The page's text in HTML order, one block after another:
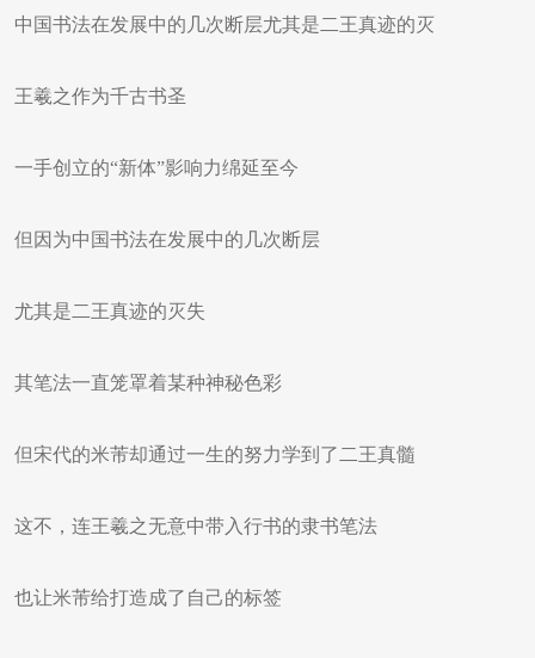
中国书法在发展中的几次断层尤其是二王真迹的灭
王羲之作为千古书圣
一手创立的“新体”影响力绵延至今
但因为中国书法在发展中的几次断层
尤其是二王真迹的灭失
其笔法一直笼罩着某种神秘色彩
但宋代的米芾却通过一生的努力学到了二王真髓
这不，连王羲之无意中带入行书的隶书笔法
也让米芾给打造成了自己的标签